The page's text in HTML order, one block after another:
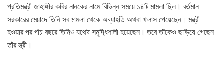
প্রতিমন্ত্রী জাহাঙ্গীর কবির নানকের নামে বিভিন্ন সময়ে ১৪টি মামলা ছিল। বর্তমান
সরকারের মেয়াদে তিনি সব মামলা থেকে অব্যাহতি অথবা খালাস পেয়েছেন। মন্ত্রী
হওয়ার পর পাঁচ বছরে তিনিও যথেষ্ট সমৃদ্ধিশালী হয়েছেন। তবে তাঁকেও ছাড়িয়ে গেছেন
তাঁর স্ত্রী।